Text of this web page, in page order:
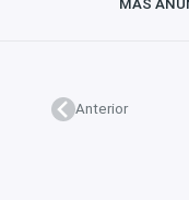
MÁS
Anterior